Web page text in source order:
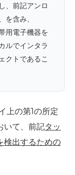
、前記アンロ
含み、
用電子機器を
ルでインタラ
クトであるこ
上の第1の所定
いて、前記タッ
検出するための